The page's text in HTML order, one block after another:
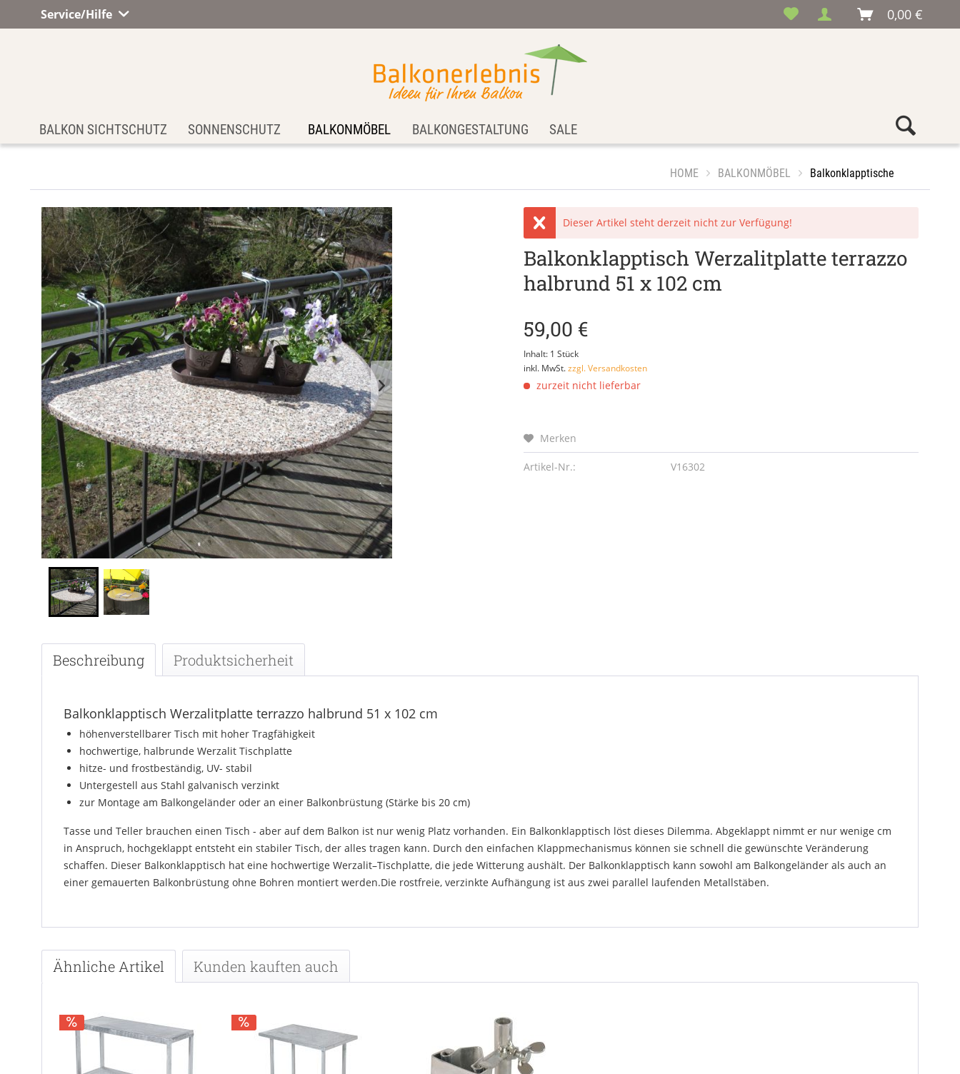
Service/Hilfe 0,00 €
BALKON SICHTSCHUTZ SONNENSCHUTZ BALKONMÖBEL BALKONGESTALTUNG SALE
HOME BALKONMÖBEL Balkonklapptische
Dieser Artikel steht derzeit nicht zur Verfügung!
Balkonklapptisch Werzalitplatte terrazzo
halbrund 51 x 102 cm
59,00 €
Inhalt: 1 Stück
inkl. MwSt.zzgl. Versandkosten
zurzeit nicht lieferbar
Merken
Artikel-Nr.: V16302
Beschreibung Produktsicherheit
Balkonklapptisch Werzalitplatte terrazzo halbrund 51 x 102 cm
höhenverstellbarer Tisch mit hoher Tragfähigkeit
hochwertige, halbrunde Werzalit Tischplatte
hitze- und frostbeständig, UV- stabil
Untergestell aus Stahl galvanisch verzinkt
zur Montage am Balkongeländer oder an einer Balkonbrüstung (Stärke bis 20 cm)
Tasse und Teller brauchen einen Tisch - aber auf dem Balkon ist nur wenig Platz vorhanden. Ein Balkonklapptisch löst dieses Dilemma. Abgeklappt nimmt er nur wenige cm
in Anspruch, hochgeklappt entsteht ein stabiler Tisch, der alles tragen kann. Durch den einfachen Klappmechanismus können sie schnell die gewünschte Veränderung
schaffen. Dieser Balkonklapptisch hat eine hochwertige Werzalit–Tischplatte, die jede Witterung aushält. Der Balkonklapptisch kann sowohl am Balkongeländer als auch an
einer gemauerten Balkonbrüstung ohne Bohren montiert werden.Die rostfreie, verzinkte Aufhängung ist aus zwei parallel laufenden Metallstäben.
Ähnliche Artikel Kunden kauften auch